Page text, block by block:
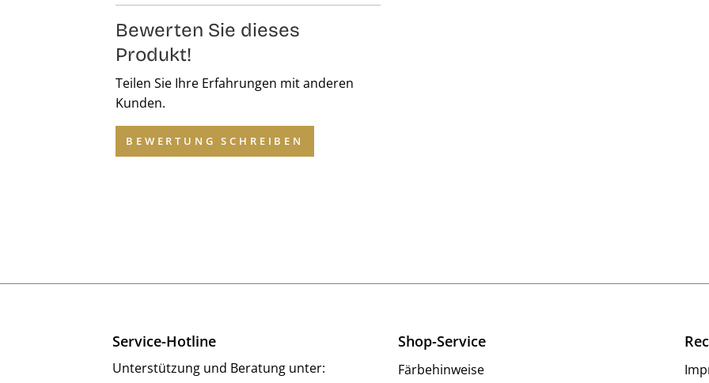
Bewerten Sie dieses
Produkt!
Teilen Sie Ihre Erfahrungen mit anderen
Kunden.
BEWERTUNG SCHREIBEN
Service-Hotline
Unterstützung und Beratung unter:
Shop-Service
Färbehinweise